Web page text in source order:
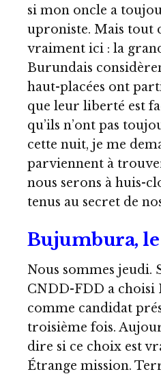
si mon oncle a
uproniste. Mais tout
vraiment ici : la
Burundais
haut-placées ont
que leur liberté est
qu’ils n’ont pas
cette nuit, je me
parviennent à
nous serons à huis-
tenus au secret de
Bujumbura,
Nous sommes jeudi.
CNDD-FDD a
comme candidat
troisième fois.
dire si ce choix est
Étrange mission.